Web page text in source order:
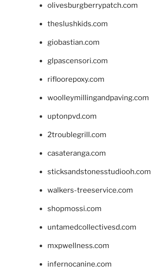
olivesburgberrypatch.com
theslushkids.com
giobastian.com
glpascensori.com
rifloorepoxy.com
woolleymillingandpaving.com
uptonpvd.com
2troublegrill.com
casateranga.com
sticksandstonesstudiooh.com
walkers-treeservice.com
shopmossi.com
untamedcollectivesd.com
mxpwellness.com
infernocanine.com